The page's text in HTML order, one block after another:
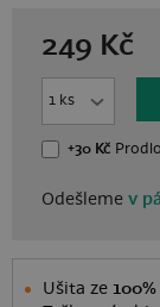
249 Kč
+30 Kč
Odešlemev
Ušita ze